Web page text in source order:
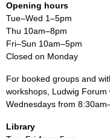
Opening hours
Tue–Wed 1–5pm
Thu 10am–8pm
Fri–Sun 10am–5pm
Closed on Monday
For booked groups and
workshops, Ludwig
Wednesdays from
Library